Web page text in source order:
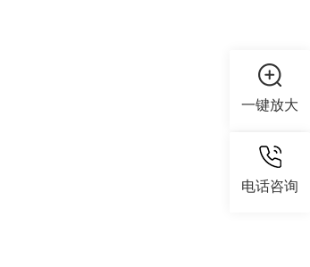
一键放大
电话咨询